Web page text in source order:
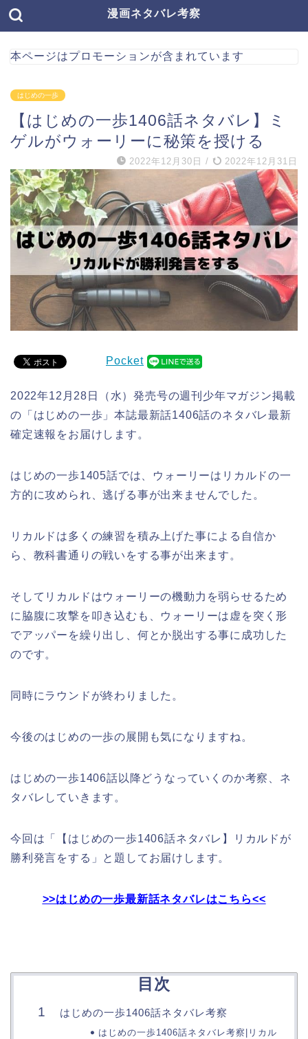
漫画ネタバレ考察
本ページはプロモーションが含まれています
はじめの一歩
【はじめの一歩1406話ネタバレ】ミ
ゲルがウォーリーに秘策を授ける
2022年12月30日 / 2022年12月31日
Pocket
2022年12月28日（水）発売号の週刊少年マガジン掲載
の「はじめの一歩」本誌最新話1406話のネタバレ最新
確定速報をお届けします。
はじめの一歩1405話では、ウォーリーはリカルドの一
方的に攻められ、逃げる事が出来ませんでした。
リカルドは多くの練習を積み上げた事による自信か
ら、教科書通りの戦いをする事が出来ます。
そしてリカルドはウォーリーの機動力を弱らせるため
に脇腹に攻撃を叩き込むも、ウォーリーは虚を突く形
でアッパーを繰り出し、何とか脱出する事に成功した
のです。
同時にラウンドが終わりました。
今後のはじめの一歩の展開も気になりますね。
はじめの一歩1406話以降どうなっていくのか考察、ネ
タバレしていきます。
今回は「【はじめの一歩1406話ネタバレ】リカルドが
勝利発言をする」と題してお届けします。
>>はじめの一歩最新話ネタバレはこちら<<
目次
はじめの一歩1406話ネタバレ考察
はじめの一歩1406話ネタバレ考察|リカル